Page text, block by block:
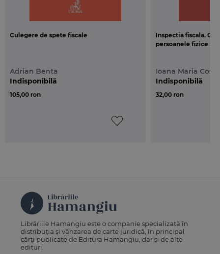
Practicienilor in fiscalitate, functionarilor statului cu
studentilor si in general publicului larg preocupat
Culegere de spete fiscale
Adrian Benta
105,00 ron
Indisponibilă
Inspectia fiscala.
persoanele fizice si
Ioana Maria
32,00 ron
Indisponibilă
Librăriile Hamangiu este o companie specializată în
distribuția și vânzarea de carte juridică, în principal
cărți publicate de Editura Hamangiu, dar și de alte
edituri.